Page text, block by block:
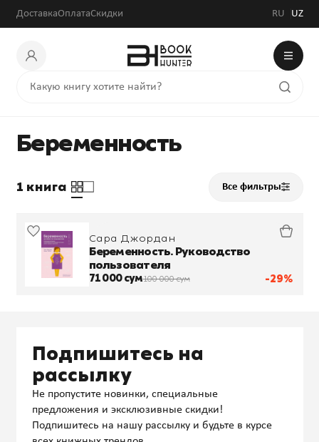
ДоставкаОплатаСкидки RU UZ
Беременность
1 книга Все фильтры
-29%
Сара Джордан
Беременность. Руководство
пользователя
71 000 сум100 000 сум
Подпишитесь на
рассылку
Не пропустите новинки, специальные
предложения и эксклюзивные скидки!
Подпишитесь на нашу рассылку и будьте в курсе